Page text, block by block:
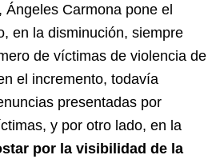
Ángeles Carmona pone el
en la disminución, siempre
de víctimas de violencia de
el incremento, todavía
presentadas por
y por otro lado, en la
por la visibilidad de la